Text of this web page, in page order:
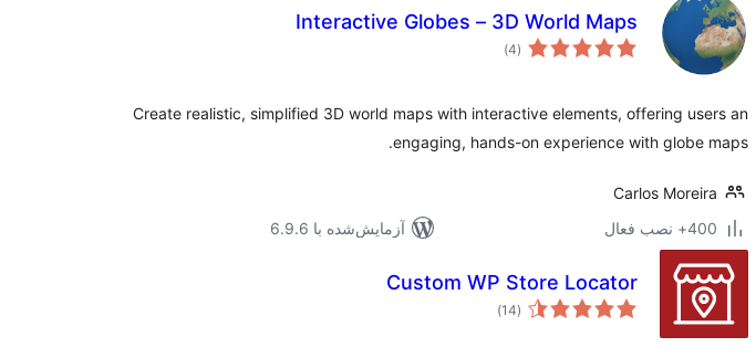
Interactive Globes – 3D World Maps
(4 مجموع
امتیازها
)
Create realistic, simplified 3D world maps with interactive elements, offering users an
engaging, hands-on experience with globe maps.
Carlos Moreira
400+ نصب فعال
آزمایش‌شده با 6.9.6
Custom WP Store Locator
(14
مجموع
امتیازها)